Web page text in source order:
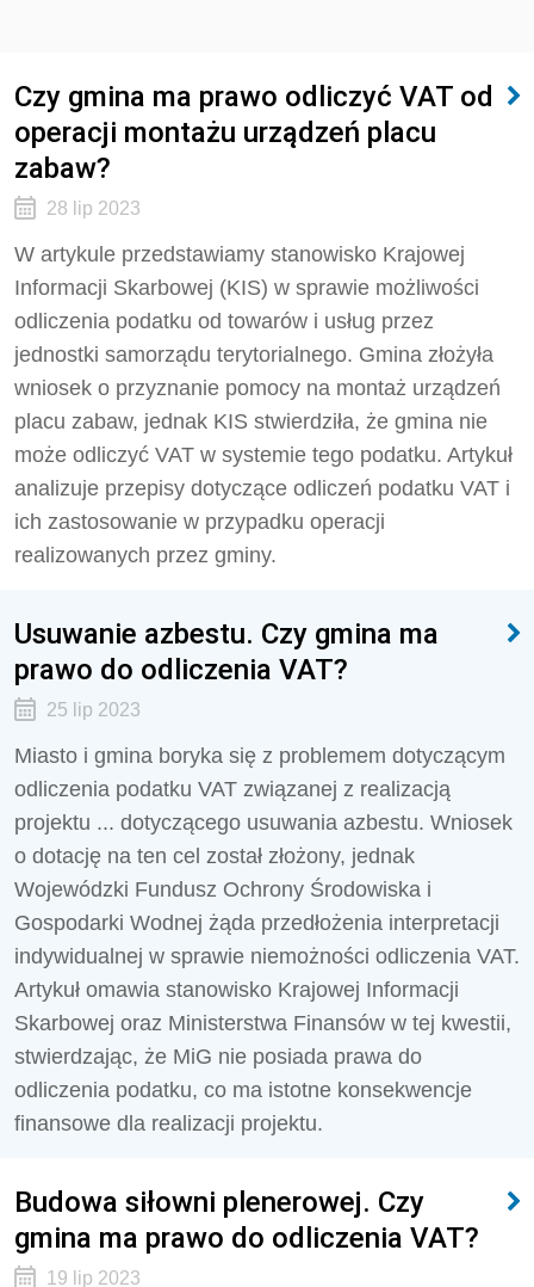
Czy gmina ma prawo odliczyć VAT od
operacji montażu urządzeń placu
zabaw?
28 lip 2023
W artykule przedstawiamy stanowisko Krajowej
Informacji Skarbowej (KIS) w sprawie możliwości
odliczenia podatku od towarów i usług przez
jednostki samorządu terytorialnego. Gmina złożyła
wniosek o przyznanie pomocy na montaż urządzeń
placu zabaw, jednak KIS stwierdziła, że gmina nie
może odliczyć VAT w systemie tego podatku. Artykuł
analizuje przepisy dotyczące odliczeń podatku VAT i
ich zastosowanie w przypadku operacji
realizowanych przez gminy.
Usuwanie azbestu. Czy gmina ma
prawo do odliczenia VAT?
25 lip 2023
Miasto i gmina boryka się z problemem dotyczącym
odliczenia podatku VAT związanej z realizacją
projektu ... dotyczącego usuwania azbestu. Wniosek
o dotację na ten cel został złożony, jednak
Wojewódzki Fundusz Ochrony Środowiska i
Gospodarki Wodnej żąda przedłożenia interpretacji
indywidualnej w sprawie niemożności odliczenia VAT.
Artykuł omawia stanowisko Krajowej Informacji
Skarbowej oraz Ministerstwa Finansów w tej kwestii,
stwierdzając, że MiG nie posiada prawa do
odliczenia podatku, co ma istotne konsekwencje
finansowe dla realizacji projektu.
Budowa siłowni plenerowej. Czy
gmina ma prawo do odliczenia VAT?
19 lip 2023